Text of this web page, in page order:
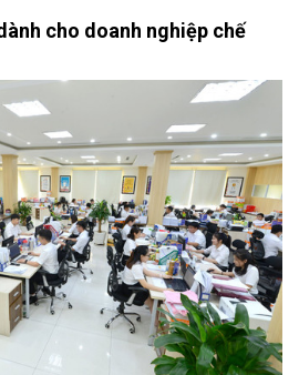
cho doanh nghiệp chế